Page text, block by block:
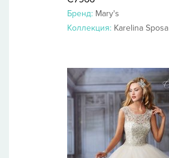
Бренд: Mary's
Коллекция: Karelina Sposa